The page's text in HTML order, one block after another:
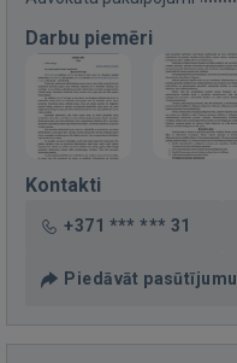
Darbu piemēri
Kontakti
+371 *** *** 31
Piedāvāt pasūtījumu